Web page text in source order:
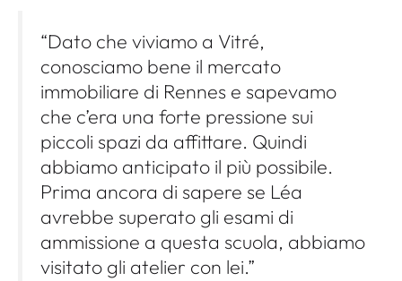
“Dato che viviamo a Vitré,
conosciamo bene il mercato
immobiliare di Rennes e sapevamo
che c’era una forte pressione sui
piccoli spazi da affittare. Quindi
abbiamo anticipato il più possibile.
Prima ancora di sapere se Léa
avrebbe superato gli esami di
ammissione a questa scuola, abbiamo
visitato gli atelier con lei.”